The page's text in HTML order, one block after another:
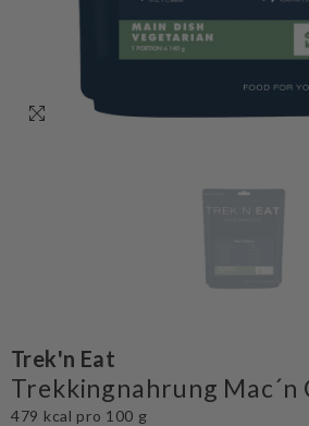
Trek'n Eat
Trekkingnahrung Mac´n
479 kcal pro 100 g